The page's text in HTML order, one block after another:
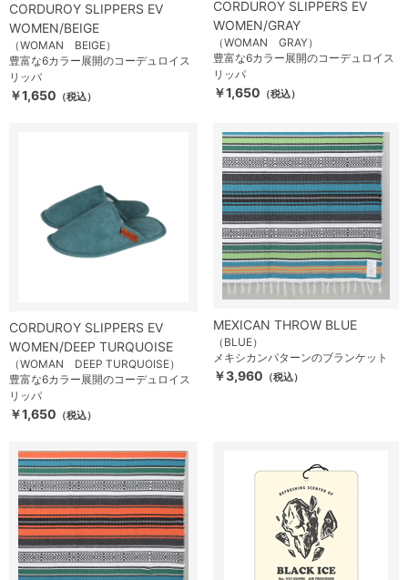
CORDUROY SLIPPERS EV
WOMEN/BEIGE
（WOMAN BEIGE）
豊富な6カラー展開のコーデュロイス
リッパ
￥1,650 （税込）
CORDUROY SLIPPERS EV
WOMEN/GRAY
（WOMAN GRAY）
豊富な6カラー展開のコーデュロイス
リッパ
￥1,650 （税込）
CORDUROY SLIPPERS EV
WOMEN/DEEP TURQUOISE
（WOMAN DEEP TURQUOISE）
豊富な6カラー展開のコーデュロイス
リッパ
￥1,650 （税込）
MEXICAN THROW BLUE
（BLUE）
メキシカンパターンのブランケット
￥3,960 （税込）